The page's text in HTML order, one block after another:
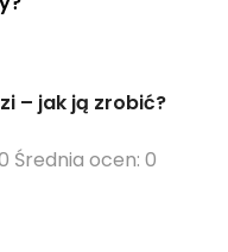
– jak ją zrobić?
Średnia ocen: 0